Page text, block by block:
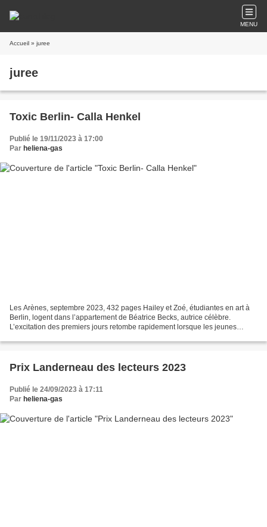
MENU
Accueil » juree
juree
Toxic Berlin- Calla Henkel
Publié le 19/11/2023 à 17:00
Par heliena-gas
Les Arènes, septembre 2023, 432 pages Hailey et Zoé, étudiantes en art à
Berlin, logent dans l’appartement de Béatrice Becks, autrice célèbre.
L’excitation des premiers jours retombe rapidement lorsque les jeunes
Prix Landerneau des lecteurs 2023
Publié le 24/09/2023 à 17:11
Par heliena-gas